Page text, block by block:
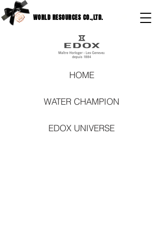
WORLD RESOURCES CO.,LTD.
HOME
WATER CHAMPION
EDOX UNIVERSE